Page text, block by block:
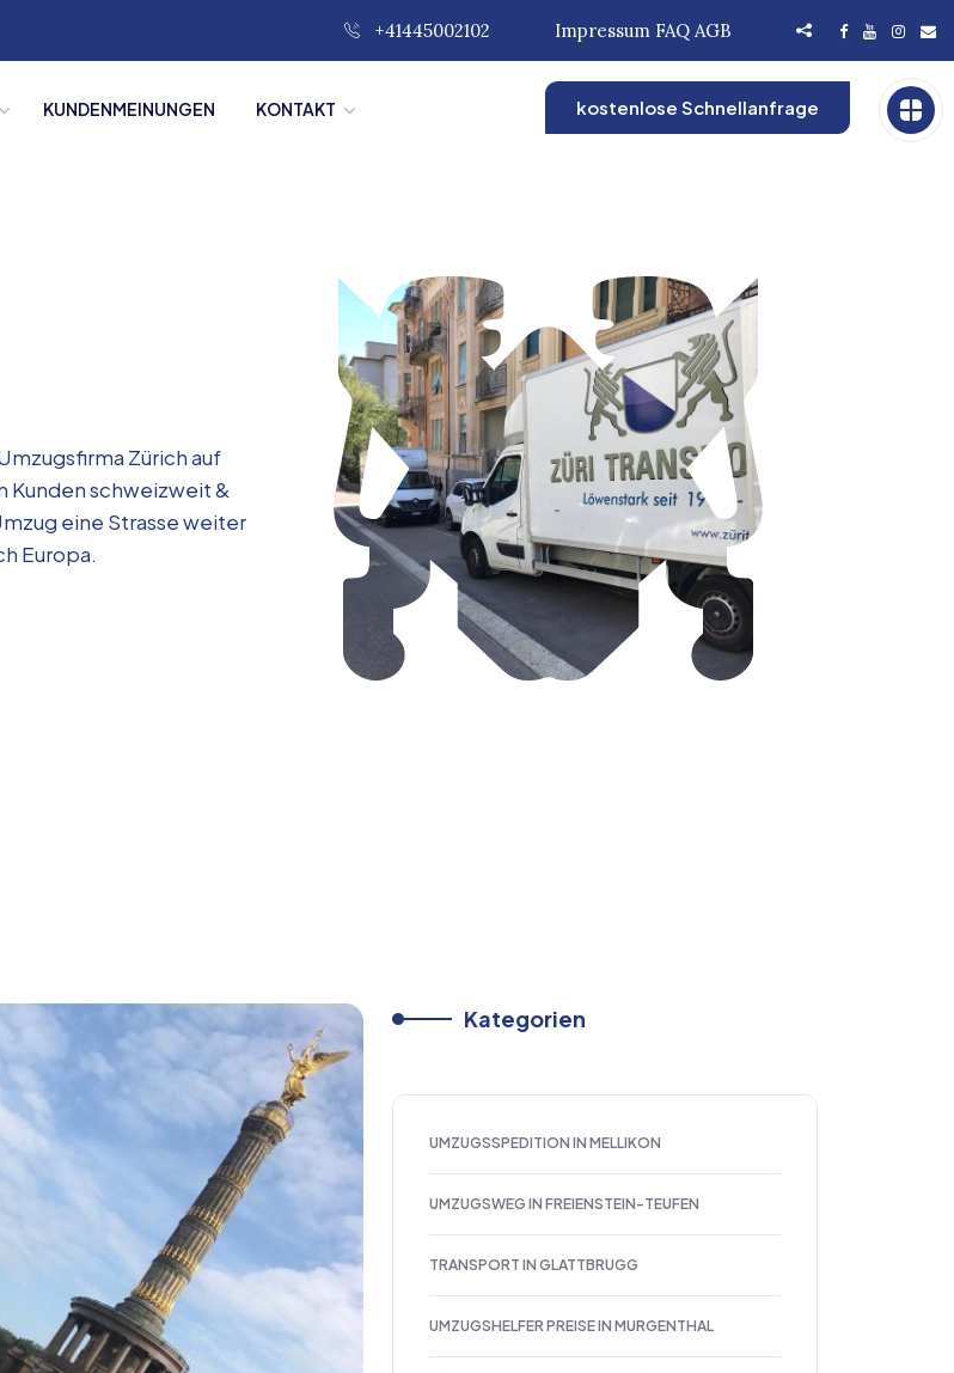
+41445002102 Impressum FAQ AGB
KUNDENMEINUNGEN KONTAKT kostenlose Schnellanfrage
Zürich auf
Kunden schweizweit &
eine Strasse weiter
Europa.
Kategorien
UMZUGSSPEDITION IN MELLIKON
UMZUGSWEG IN FREIENSTEIN-TEUFEN
TRANSPORT IN GLATTBRUGG
UMZUGSHELFER PREISE IN MURGENTHAL